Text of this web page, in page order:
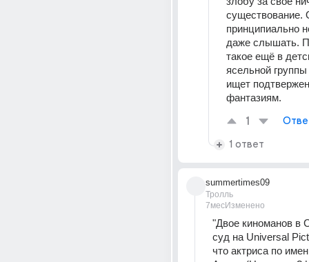
существование.
принципиально
даже слышать.
такое ещё в
ясельной
ищет
фантазиям.
1
1 ответ
summertimes09
Тролль
7месИзменено
"Двое киноманов в
суд на Universal
что актриса по